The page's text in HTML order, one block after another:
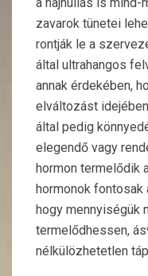
zavarok tünetei
rontják le a
által ultrahangos
annak érdekében,
elváltozást
által pedig
elegendő vagy
hormon termelődik
hormonok
hogy mennyiségük
termelődhessen,
nélkülözhetetlen